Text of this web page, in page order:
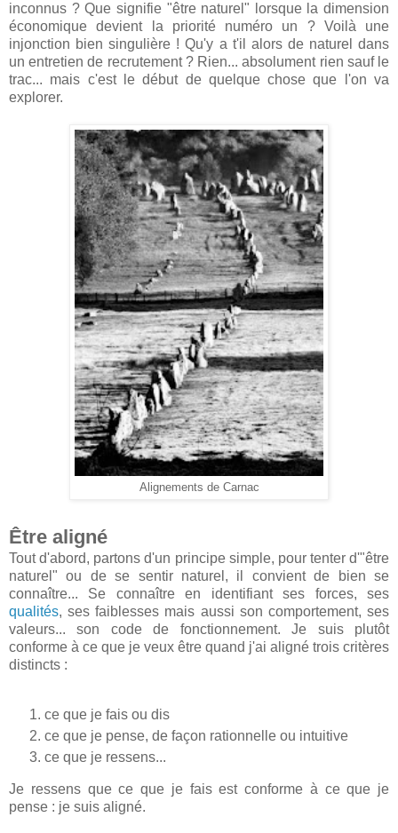
inconnus ? Que signifie "être naturel" lorsque la dimension
économique devient la priorité numéro un ? Voilà une
injonction bien singulière ! Qu'y a t'il alors de naturel dans
un entretien de recrutement ? Rien... absolument rien sauf le
trac... mais c'est le début de quelque chose que l'on va
explorer.
Alignements de Carnac
Être aligné
Tout d'abord, partons d'un principe simple, pour tenter d'"être
naturel" ou de se sentir naturel, il convient de bien se
connaître... Se connaître en identifiant ses forces, ses
qualités, ses faiblesses mais aussi son comportement, ses
valeurs... son code de fonctionnement. Je suis plutôt
conforme à ce que je veux être quand j'ai aligné trois critères
distincts :
ce que je fais ou dis
ce que je pense, de façon rationnelle ou intuitive
ce que je ressens...
Je ressens que ce que je fais est conforme à ce que je
pense : je suis aligné.